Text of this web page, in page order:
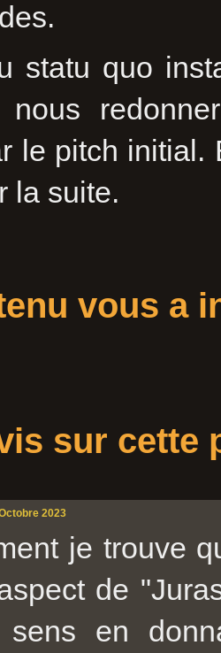
statu quo
nous
le pitch initial.
la suite.
vous a
sur cette
2023
je trouve
de
en